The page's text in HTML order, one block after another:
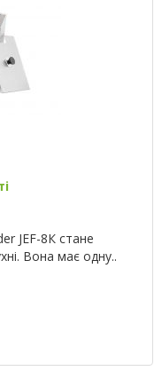
JEF-8К стане
Вона має одну..